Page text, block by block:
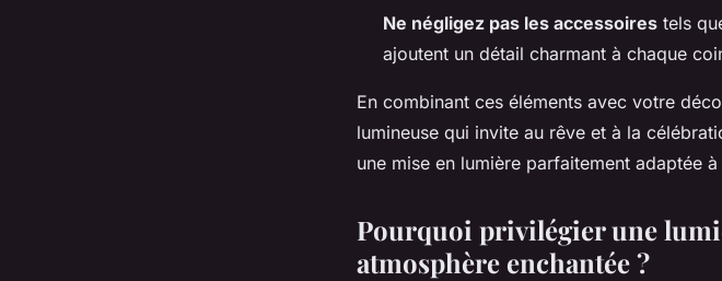
Ne négligez pas les accessoires tels
ajoutent un détail charmant à chaque
En combinant ces éléments avec votre
lumineuse qui invite au rêve et à la
une mise en lumière parfaitement adaptée
Pourquoi privilégier une
atmosphère enchantée ?